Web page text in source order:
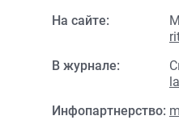
На сайте:
В журнале:
Инфопартнерство: